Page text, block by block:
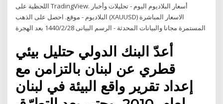
اللحظية على TradingView. أسعار البلاديوم اليوم - تحليلات وأخبار
البلاديوم - موقع. احصل على الذهب (XAUUSD) الاسعار المباشرة
المستمرة مجانا والبيانات المحدثة - الرسم البيانى 28‏‏/2‏‏/1440 بعد الهجرة
أعدّ البنك الدولي حتليل بيئي
قطري عن لبنان بالتزامن مع
إعداد تقرير واقع البيئة في لبنان